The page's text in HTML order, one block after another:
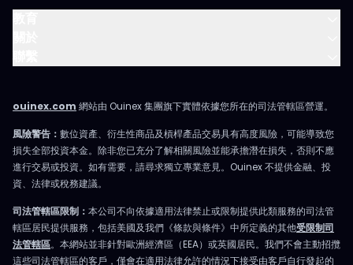
ouinex.com 網站由 Ouinex 集團旗下實體依據您所在的司法管轄區營運。
風險警告： 數位資產、衍生性商品及槓桿產品交易具有高度風險，可能導致您
損失全部投資本金。除非您已充分了解相關風險並能承擔潛在損失，否則不應
進行交易或投資。如有需要，請尋求獨立專業意見。Ouinex 不提供金融、投
資、法律或稅務建議。
司法管轄區限制： 本公司不向依據適用法律禁止或限制提供此類服務的司法管
轄區居民提供服務，包括美國及我們《條款與條件》中所定義的其他受限制司
法管轄區。本網站並非針對歐洲經濟區（EEA）或英國居民。我們不會主動招攬
這些司法管轄區的客戶，僅會在適用法律允許的情況下接受由客戶自行發起的